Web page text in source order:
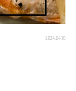
2024.04.10